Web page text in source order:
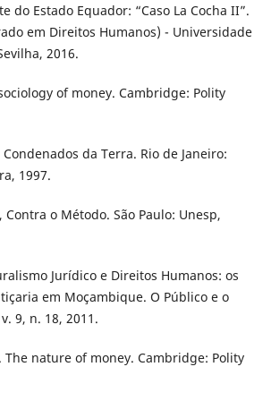
do Estado Equador: “Caso La Cocha II”.
em Direitos Humanos) - Universidade
2016.
of money. Cambridge: Polity
Condenados da Terra. Rio de Janeiro:
1997.
Contra o Método. São Paulo: Unesp,
Jurídico e Direitos Humanos: os
em Moçambique. O Público e o
9, n. 18, 2011.
The nature of money. Cambridge: Polity